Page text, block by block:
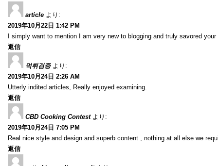
article より:
2019年10月22日 1:42 PM
I simply want to mention I am very new to blogging and truly savored
返信
먹튀검증 より:
2019年10月24日 2:26 AM
Utterly indited articles, Really enjoyed examining.
返信
CBD Cooking Contest より:
2019年10月24日 7:05 PM
Real nice style and design and superb content , nothing at all else we
返信